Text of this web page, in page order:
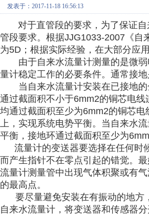
发表于：2017-11-18 16:56:13
对于直管段的要求，为了保证
管段要求。根据JJG1033-2007《自
为5D；根据实际经验，在大部分应
由于自来水流量计测量的是微弱
量计稳定工作的必要条件。通常接
当自来水流量计安装在已接地的
通过截面积不小于6mm2的铜芯电
均通过截面积至少为6mm2的铜芯
上，实现系统电势平衡。当自来水
平衡，接地环通过截面积至少为
流量计的变送器要选择在任何时
而产生指针不在零点引起的错觉。
流量计测量管中出现气体积聚或有
的最高点。
要尽量避免安装在有振动的地方
自来水流量计，将变送器和传感器